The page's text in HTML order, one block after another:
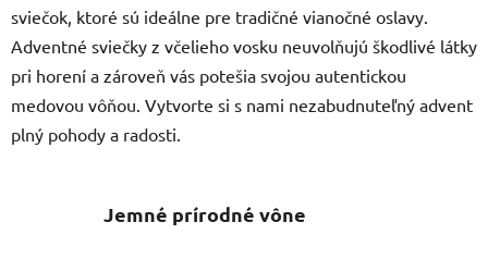
p
r
v
k
i
sviečok, ktoré sú ideálne pre tradičné vianočné oslavy.
Adventné sviečky z včelieho vosku neuvolňujú škodlivé látky
pri horení a zároveň vás potešia svojou autentickou
medovou vôňou. Vytvorte si s nami nezabudnuteľný advent
plný pohody a radosti.
Jemné prírodné vône